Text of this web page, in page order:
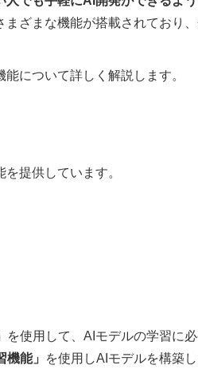
ざまな機能が搭載されており
について詳しく解説します。
提供しています。
を使用して、AIモデルの学習に
機能」
を使用しAIモデルを構築